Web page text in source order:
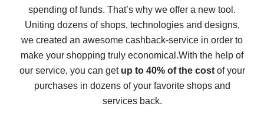
10% cash back on AliExpress - the impossible is
possible
The best cash back on AliExpress - how to find it
The best cash back service for AliExpress - let's
compare offers
spending of funds. That’s why we offer a new tool.
Uniting dozens of shops, technologies and designs,
we created an awesome cashback-service in order to
make your shopping truly economical.With the help of
our service, you can get up to 40% of the costof your
purchases in dozens of your favorite shops and
services back.